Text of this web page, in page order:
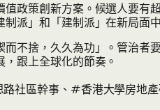
政策創新方案。候選人要
派」和「建制派」在新局面
不捨，久久為功」。管治
跟上全球化的節奏。
社區幹事、 #香港大學房地